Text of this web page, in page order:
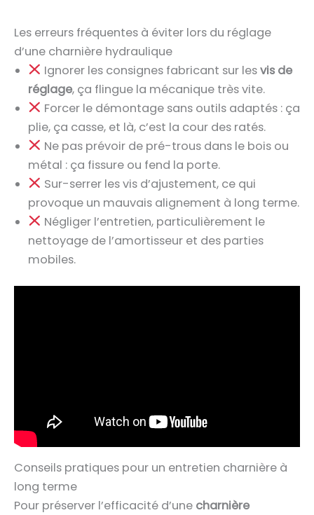
Les erreurs fréquentes à éviter lors du réglage
d’une charnière hydraulique
Ignorer les consignes fabricant sur lesvis de
réglage, ça flingue la mécanique très vite.
Forcer le démontage sans outils adaptés : ça
plie, ça casse, et là, c’est la cour des ratés.
Ne pas prévoir de pré-trous dans le bois ou
métal : ça fissure ou fend la porte.
Sur-serrer les vis d’ajustement, ce qui
provoque un mauvais alignement à long terme.
Négliger l’entretien, particulièrement le
nettoyage de l’amortisseur et des parties
mobiles.
Conseils pratiques pour un entretien charnière à
long terme
Pour préserver l’efficacité d’une charnière